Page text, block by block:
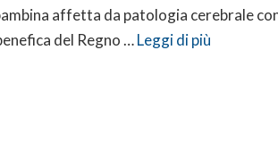
affetta da patologia cerebrale
del Regno …Leggi di più